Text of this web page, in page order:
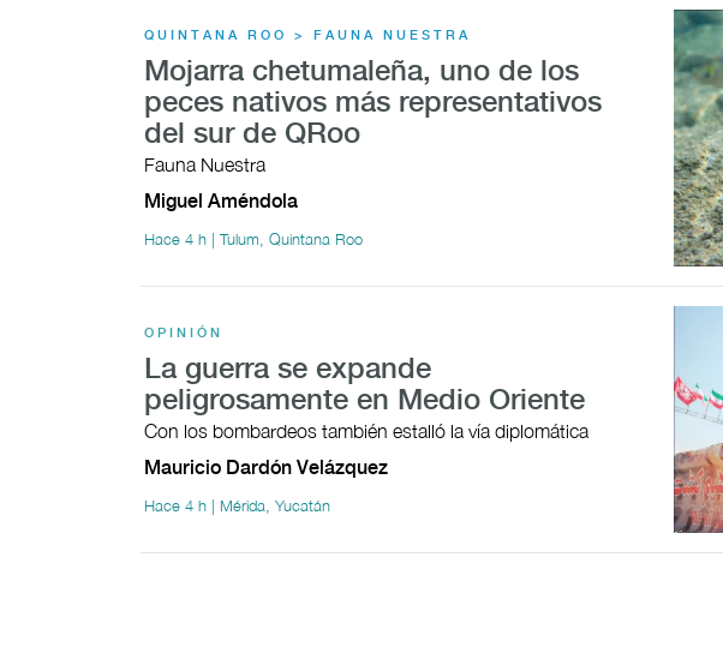
QUINTANA ROO > FAUNA NUESTRA
Mojarra chetumaleña, uno de los
peces nativos más representativos
del sur de QRoo
Fauna Nuestra
Miguel Améndola
Hace 4 h | Tulum, Quintana Roo
OPINIÓN
La guerra se expande
peligrosamente en Medio Oriente
Con los bombardeos también estalló la vía diplomática
Mauricio Dardón Velázquez
Hace 4 h | Mérida, Yucatán